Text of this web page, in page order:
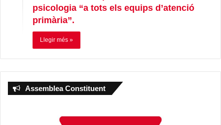
psicologia “a tots els equips d’atenció
primària”.
Llegir més »
Assemblea Constituent